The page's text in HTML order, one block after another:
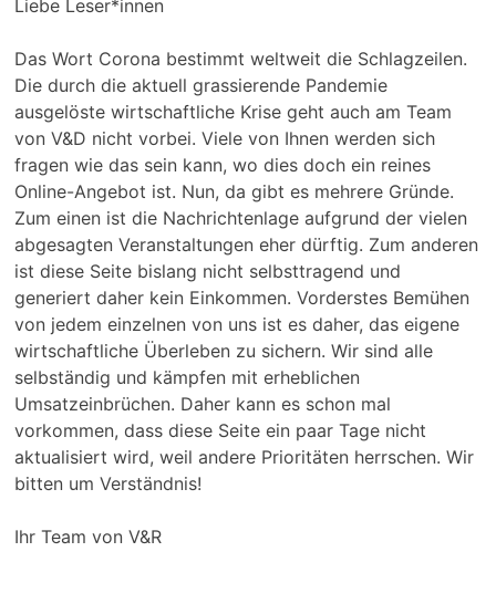
Liebe Leser*innen
Das Wort Corona bestimmt weltweit die Schlagzeilen.
Die durch die aktuell grassierende Pandemie
ausgelöste wirtschaftliche Krise geht auch am Team
von V&D nicht vorbei. Viele von Ihnen werden sich
fragen wie das sein kann, wo dies doch ein reines
Online-Angebot ist. Nun, da gibt es mehrere Gründe.
Zum einen ist die Nachrichtenlage aufgrund der vielen
abgesagten Veranstaltungen eher dürftig. Zum anderen
ist diese Seite bislang nicht selbsttragend und
generiert daher kein Einkommen. Vorderstes Bemühen
von jedem einzelnen von uns ist es daher, das eigene
wirtschaftliche Überleben zu sichern. Wir sind alle
selbständig und kämpfen mit erheblichen
Umsatzeinbrüchen. Daher kann es schon mal
vorkommen, dass diese Seite ein paar Tage nicht
aktualisiert wird, weil andere Prioritäten herrschen. Wir
bitten um Verständnis!
Ihr Team von V&R